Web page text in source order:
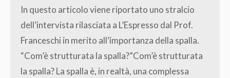
In questo articolo viene riportato uno stralcio
dell’intervista rilasciata a L’Espresso dal Prof.
Franceschi in merito all’importanza della spalla.
“Com’è strutturata la spalla?”Com’è strutturata
la spalla? La spalla è, in realtà, una complessa